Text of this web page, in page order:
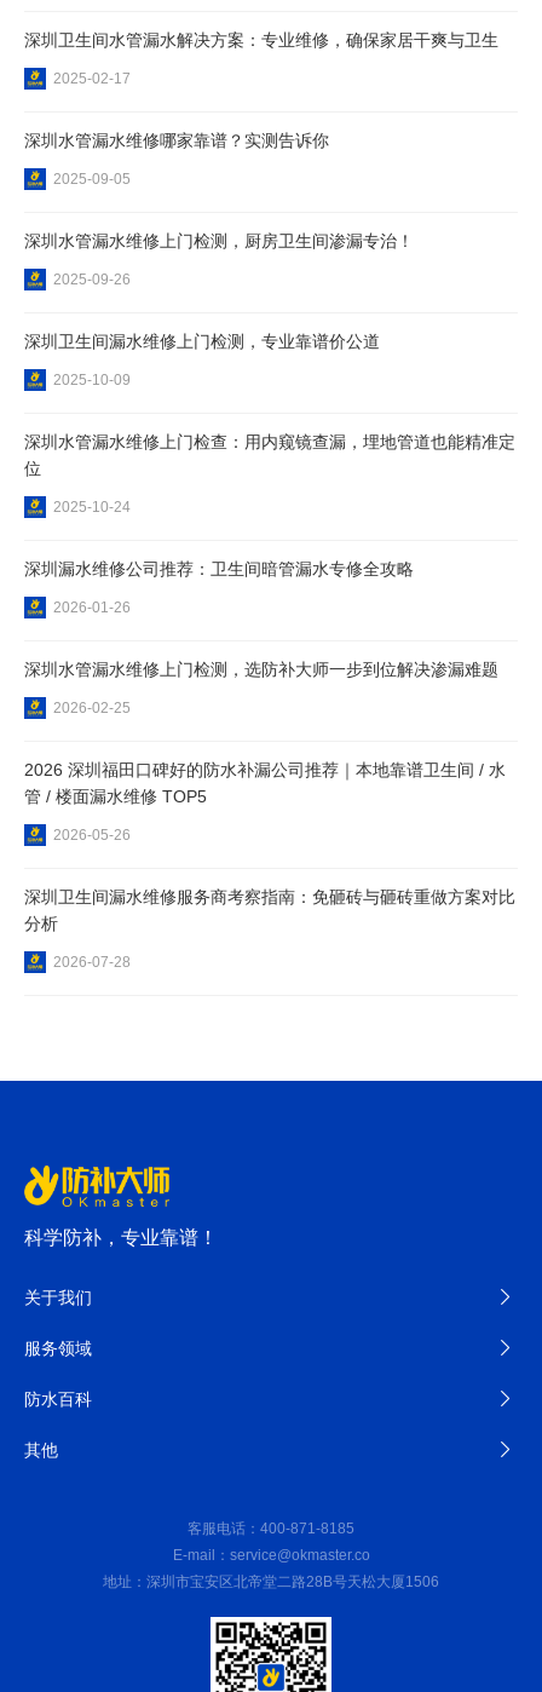
深圳卫生间水管漏水解决方案：专业维修，确保家居干爽与卫生
2025-02-17
深圳水管漏水维修哪家靠谱？实测告诉你
2025-09-05
深圳水管漏水维修上门检测，厨房卫生间渗漏专治！
2025-09-26
深圳卫生间漏水维修上门检测，专业靠谱价公道
2025-10-09
深圳水管漏水维修上门检查：用内窥镜查漏，埋地管道也能精准定
位
2025-10-24
深圳漏水维修公司推荐：卫生间暗管漏水专修全攻略
2026-01-26
深圳水管漏水维修上门检测，选防补大师一步到位解决渗漏难题
2026-02-25
2026 深圳福田口碑好的防水补漏公司推荐｜本地靠谱卫生间 / 水
管 / 楼面漏水维修 TOP5
2026-05-26
深圳卫生间漏水维修服务商考察指南：免砸砖与砸砖重做方案对比
分析
2026-07-28
科学防补，专业靠谱！
关于我们
服务领域
防水百科
其他
客服电话：400-871-8185
E-mail：service@okmaster.co
地址：深圳市宝安区北帝堂二路28B号天松大厦1506